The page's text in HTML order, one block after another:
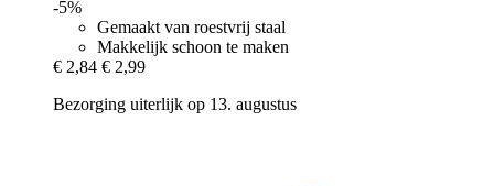
-5%
Gemaakt van roestvrij staal
Makkelijk schoon te maken
€ 2,84 € 2,99
Bezorging uiterlijk op 13. augustus